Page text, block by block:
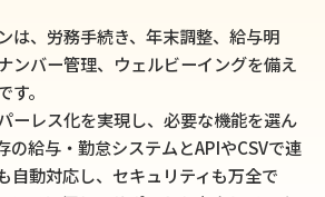
は、労務手続き、年末調整、給与明
ンバー管理、ウェルビーイングを備え
。
ーレス化を実現し、必要な機能を選ん
の給与・勤怠システムとAPIやCSVで連
自動対応し、セキュリティも万全で